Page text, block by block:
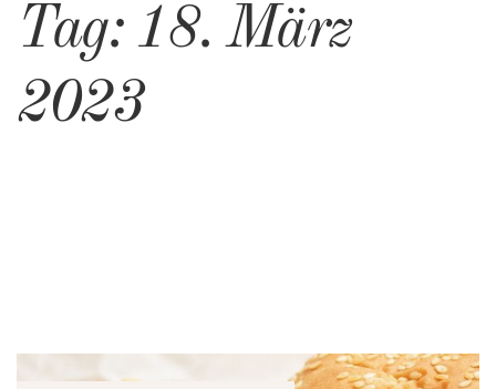
Tag: 18. März
2023